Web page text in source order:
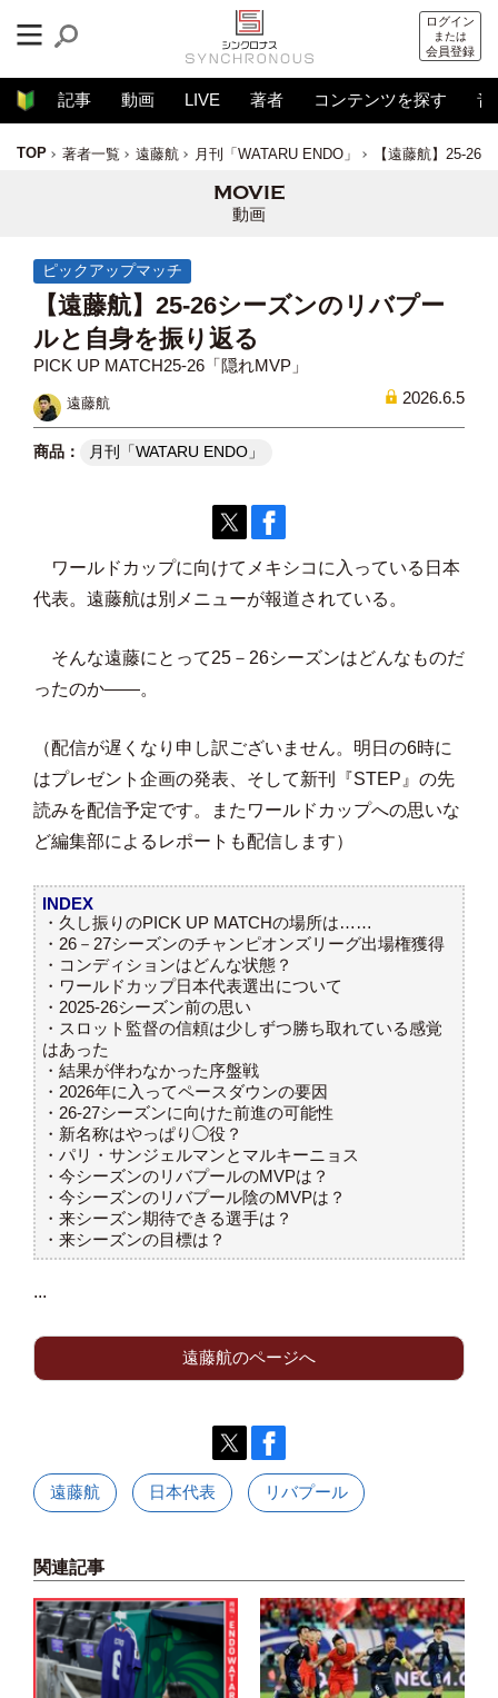
ログイン
または
会員登録
記事 動画 LIVE 著者 コンテンツを探す 音
TOP 著者一覧 遠藤航 月刊「WATARU ENDO」 【遠藤航】25-26
動画
ピックアップマッチ
【遠藤航】25-26シーズンのリバプー
ルと自身を振り返る
PICK UP MATCH25-26「隠れMVP」
遠藤航 2026.6.5
月刊「WATARU ENDO」
ワールドカップに向けてメキシコに入っている日本
代表。遠藤航は別メニューが報道されている。
そんな遠藤にとって25－26シーズンはどんなものだ
ったのか――。
（配信が遅くなり申し訳ございません。明日の6時に
はプレゼント企画の発表、そして新刊『STEP』の先
読みを配信予定です。またワールドカップへの思いな
ど編集部によるレポートも配信します）
INDEX
・久し振りのPICK UP MATCHの場所は……
・26－27シーズンのチャンピオンズリーグ出場権獲得
・コンディションはどんな状態？
・ワールドカップ日本代表選出について
・2025-26シーズン前の思い
・スロット監督の信頼は少しずつ勝ち取れている感覚
はあった
・結果が伴わなかった序盤戦
・2026年に入ってペースダウンの要因
・26-27シーズンに向けた前進の可能性
・新名称はやっぱり◯役？
・パリ・サンジェルマンとマルキーニョス
・今シーズンのリバプールのMVPは？
・今シーズンのリバプール陰のMVPは？
・来シーズン期待できる選手は？
・来シーズンの目標は？
...
遠藤航のページへ
遠藤航 日本代表 リバプール
関連記事